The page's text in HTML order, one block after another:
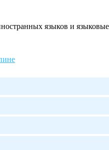
языков и